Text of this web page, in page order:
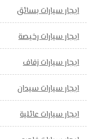
ايجار سيارات بسائق
ايجار سيارات رخيصة
ايجار سيارات زفاف
ايجار سيارات سيدان
ايجار سيارات عائلية